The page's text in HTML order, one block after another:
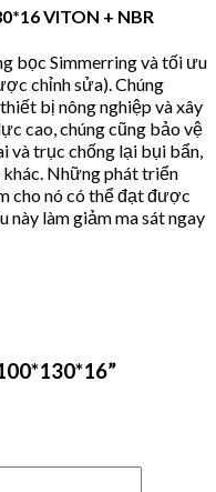
VITON + NBR
bọc Simmerring và tối ưu
chỉnh sửa). Chúng
bị nông nghiệp và xây
cao, chúng cũng bảo vệ
và trục chống lại bụi bẩn,
Những phát triển
cho nó có thể đạt được
này làm giảm ma sát ngay